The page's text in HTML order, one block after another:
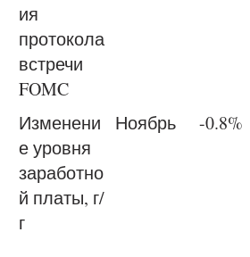
ия
протокола
встречи
FOMC
Изменени
е уровня
заработно
й платы, г/
г
Ноябрь -0.8%